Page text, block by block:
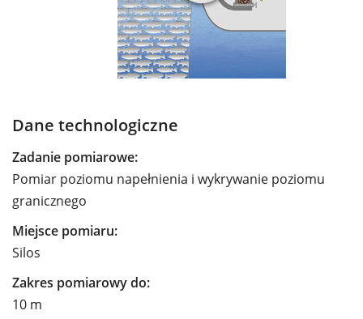
Dane technologiczne
Zadanie pomiarowe:
Pomiar poziomu napełnienia i wykrywanie poziomu
granicznego
Miejsce pomiaru:
Silos
Zakres pomiarowy do:
10 m